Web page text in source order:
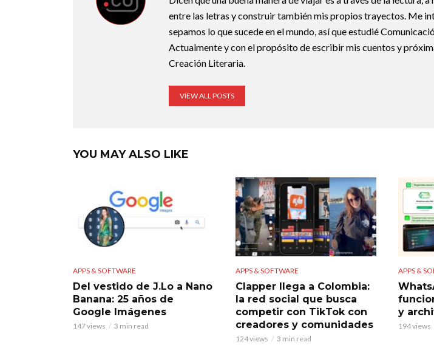
entre las letras y construir también mis propios trayectos. Me
sepamos lo que sucede en el mundo, así que estudié
Actualmente y con el propósito de escribir mis cuentos y
Creación Literaria.
VIEW ALL POSTS
YOU MAY ALSO LIKE
APPS & SOFTWARE
Del vestido de J.Lo a Nano
Banana: 25 años de
Google Imágenes
147 views 3 min read
APPS & SOFTWARE
Clapper llega a Colombia:
la red social que busca
competir con TikTok con
creadores y comunidades
124 views 3 min read
APPS &
y
194 views